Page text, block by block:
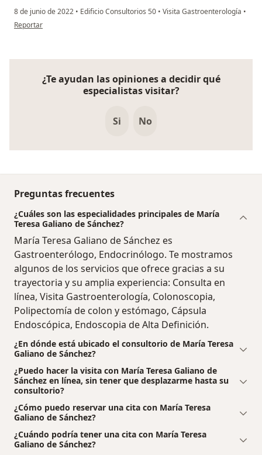
8 de junio de 2022 • Edificio Consultorios 50 • Visita Gastroenterología •
en opinión del usuario JR
Reportar
¿Te ayudan las opiniones a decidir qué
especialistas visitar?
Si No
Preguntas frecuentes
¿Cuáles son las especialidades principales de María
Teresa Galiano de Sánchez?
María Teresa Galiano de Sánchez es
Gastroenterólogo, Endocrinólogo. Te mostramos
algunos de los servicios que ofrece gracias a su
trayectoria y su amplia experiencia: Consulta en
línea, Visita Gastroenterología, Colonoscopia,
Polipectomía de colon y estómago, Cápsula
Endoscópica, Endoscopia de Alta Definición.
¿En dónde está ubicado el consultorio de María Teresa
Galiano de Sánchez?
¿Puedo hacer la visita con María Teresa Galiano de
Sánchez en línea, sin tener que desplazarme hasta su
consultorio?
¿Cómo puedo reservar una cita con María Teresa
Galiano de Sánchez?
¿Cuándo podría tener una cita con María Teresa
Galiano de Sánchez?